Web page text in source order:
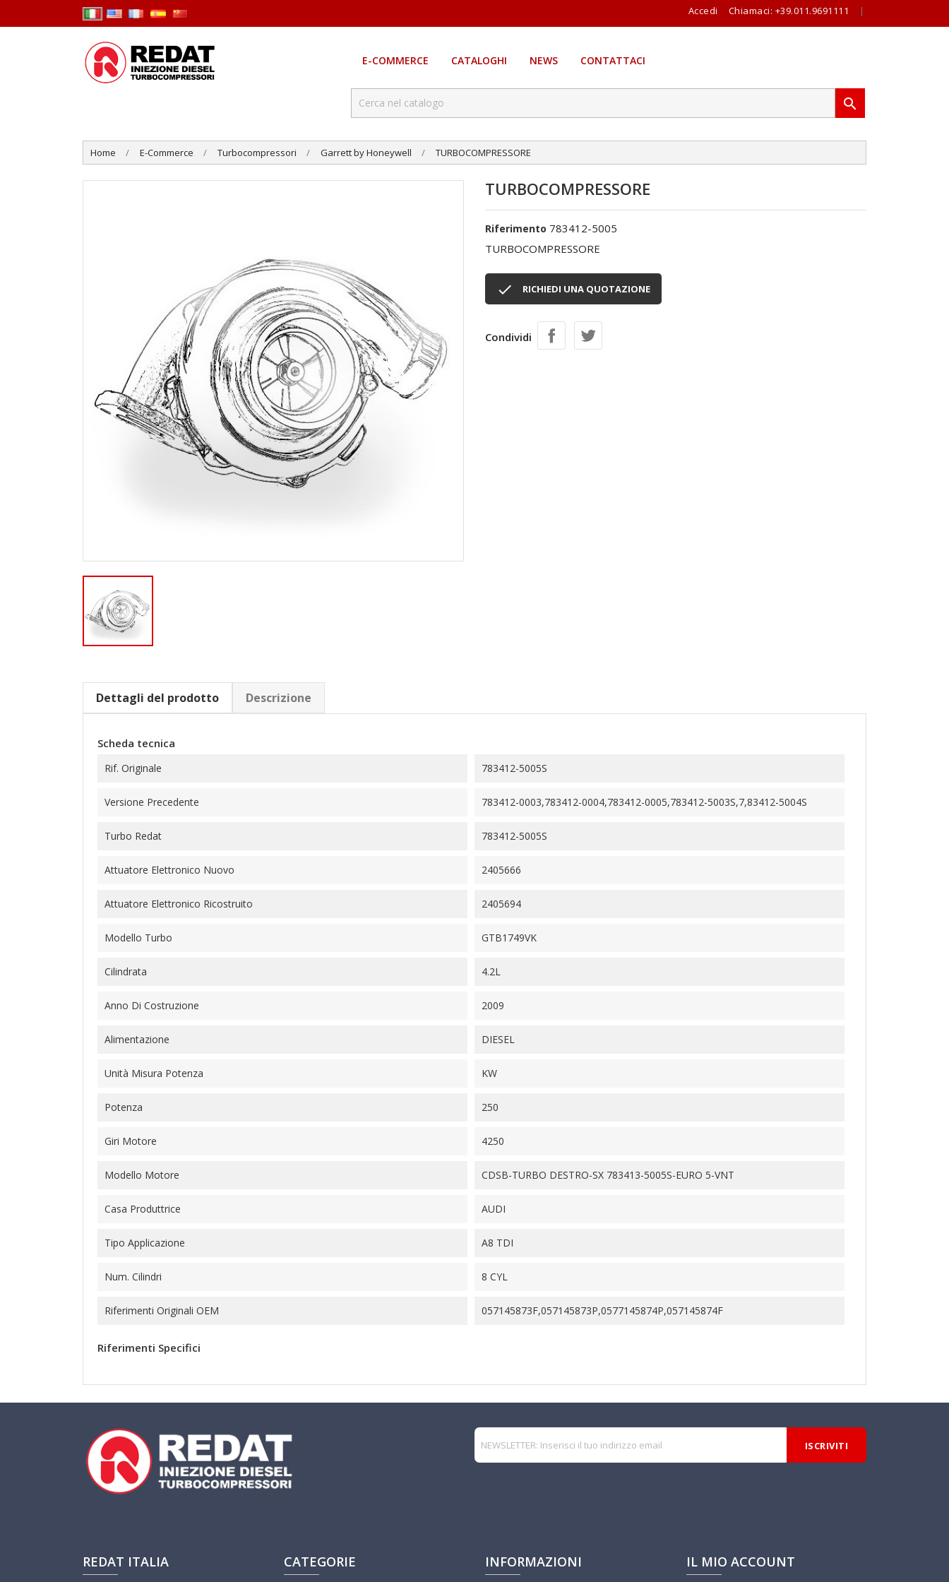
Accedi Chiamaci: +39.011.9691111 |
E-COMMERCE CATALOGHI NEWS CONTATTACI

Home E-Commerce Turbocompressori Garrett by Honeywell TURBOCOMPRESSORE
TURBOCOMPRESSORE
Riferimento 783412-5005
TURBOCOMPRESSORE
 RICHIEDI UNA QUOTAZIONE
Condividi
Dettagli del prodotto Descrizione
Scheda tecnica
Rif. Originale 783412-5005S
Versione Precedente 783412-0003,783412-0004,783412-0005,783412-5003S,7,83412-5004S
Turbo Redat 783412-5005S
Attuatore Elettronico Nuovo 2405666
Attuatore Elettronico Ricostruito 2405694
Modello Turbo GTB1749VK
Cilindrata 4.2L
Anno Di Costruzione 2009
Alimentazione DIESEL
Unità Misura Potenza KW
Potenza 250
Giri Motore 4250
Modello Motore CDSB-TURBO DESTRO-SX 783413-5005S-EURO 5-VNT
Casa Produttrice AUDI
Tipo Applicazione A8 TDI
Num. Cilindri 8 CYL
Riferimenti Originali OEM 057145873F,057145873P,0577145874P,057145874F
Riferimenti Specifici
REDAT ITALIA CATEGORIE INFORMAZIONI IL MIO ACCOUNT